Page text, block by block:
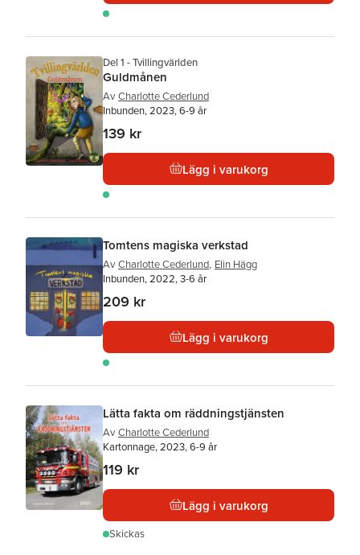
Del 1 - Tvillingvärlden
Guldmånen
Av Charlotte Cederlund
Inbunden, 2023, 6-9 år
139 kr
Lägg i varukorg
Tomtens magiska verkstad
Av Charlotte Cederlund, Elin Hägg
Inbunden, 2022, 3-6 år
209 kr
Lägg i varukorg
Lätta fakta om räddningstjänsten
Av Charlotte Cederlund
Kartonnage, 2023, 6-9 år
119 kr
Lägg i varukorg
Skickas